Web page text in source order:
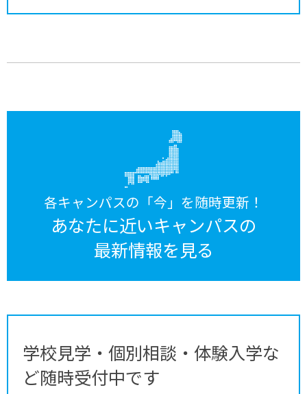
各キャンパスの「今」を随時更新！
あなたに近いキャンパスの
最新情報を見る
学校見学・個別相談・体験入学な
ど随時受付中です